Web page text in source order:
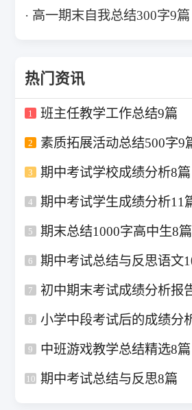
高一期末自我总结300字9篇
热门资讯
1 班主任教学工作总结9篇
2 素质拓展活动总结500字9
3 期中考试学校成绩分析8篇
4 期中考试学生成绩分析11
5 期末总结1000字高中生8篇
6 期中考试总结与反思语文
7 初中期末考试成绩分析报
8 小学中段考试后的成绩分
9 中班游戏教学总结精选8篇
10 期中考试总结与反思8篇